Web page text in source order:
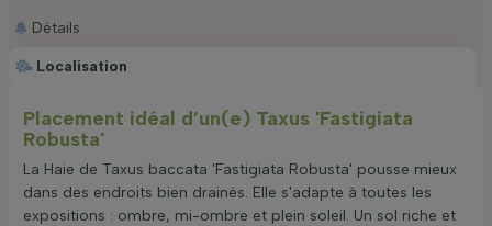
Localisation
Détails
Placement idéal d’un(e) Taxus 'Fastigiata
Robusta'
La Haie de Taxus baccata 'Fastigiata Robusta' pousse mieux
dans des endroits bien drainés. Elle s'adapte à toutes les
expositions : ombre, mi-ombre et plein soleil. Un sol riche et